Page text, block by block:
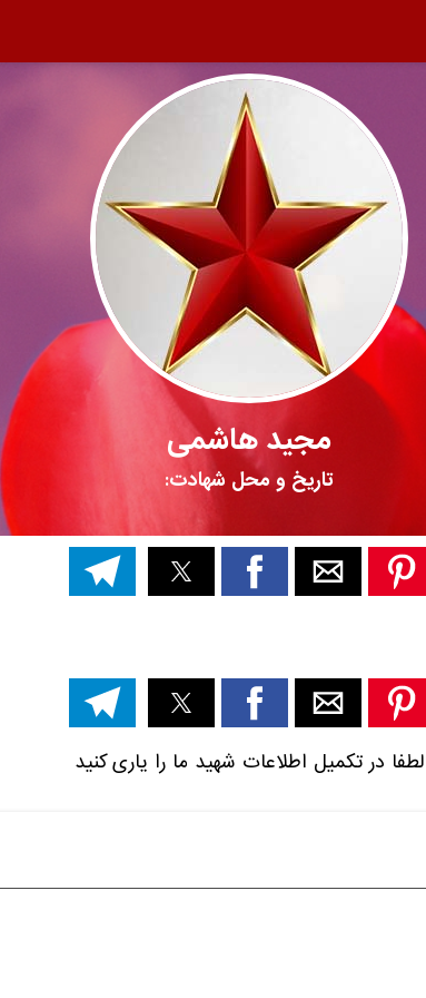
مجید هاشمی
تاریخ و محل شهادت:
لطفا در تکمیل اطلاعات شهید ما را یاری کنید